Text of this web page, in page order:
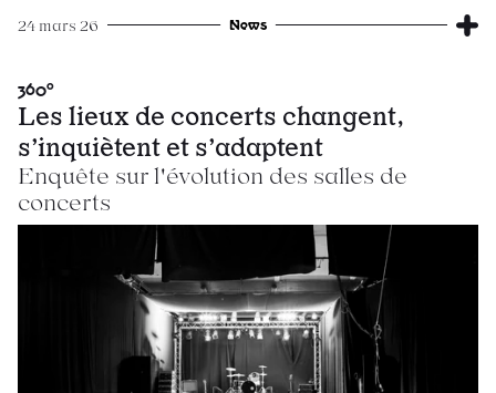
24 mars 26 News
360°
Les lieux de concerts changent,
s’inquiètent et s’adaptent
Enquête sur l'évolution des salles de
concerts